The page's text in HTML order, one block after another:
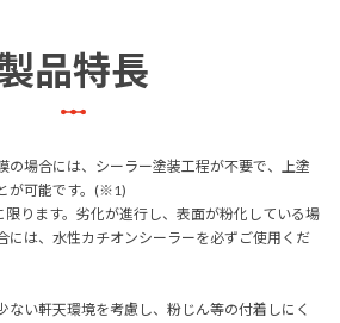
品特長
の場合には、シーラー塗装工程が不要で、上塗
が可能です。(※1)
ります。劣化が進行し、表面が粉化している場
には、水性カチオンシーラーを必ずご使用くだ
ない軒天環境を考慮し、粉じん等の付着しにく